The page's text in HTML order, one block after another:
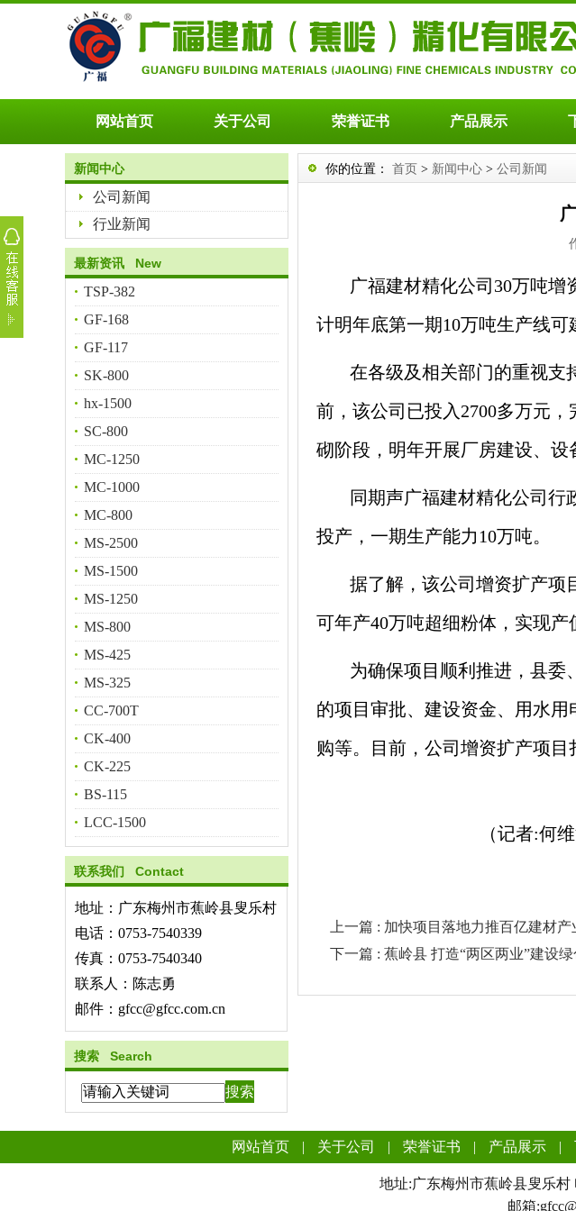
网站首页 关于公司 荣誉证书 产品展示
新闻中心
公司新闻
行业新闻
最新资讯 New
TSP-382
GF-168
GF-117
SK-800
hx-1500
SC-800
MC-1250
MC-1000
MC-800
MS-2500
MS-1500
MS-1250
MS-800
MS-425
MS-325
CC-700T
CK-400
CK-225
BS-115
LCC-1500
联系我们 Contact
地址：广东梅州市蕉岭县叟乐村
电话：0753-7540339
传真：0753-7540340
联系人：陈志勇
邮件：gfcc@gfcc.com.cn
搜索 Search
你的位置： 首页 > 新闻中心 > 公司新闻
广福建材精化公司30万吨
计明年底第一期10万吨生产线可
在各级及相关部门的重视支
前，该公司已投入2700多万元
砌阶段，明年开展厂房建设、设
同期声广福建材精化公司行
投产，一期生产能力10万吨。
据了解，该公司增资扩产项
可年产40万吨超细粉体，实现产
为确保项目顺利推进，县委
的项目审批、建设资金、用水
购等。目前，公司增资扩产项
（记者:何
上一篇 : 加快项目落地力推百亿建材产
下一篇 : 蕉岭县 打造“两区两业”建设
网站首页 | 关于公司 | 荣誉证书 | 产品展示 |
地址:广东梅州市蕉岭县叟乐村
邮箱